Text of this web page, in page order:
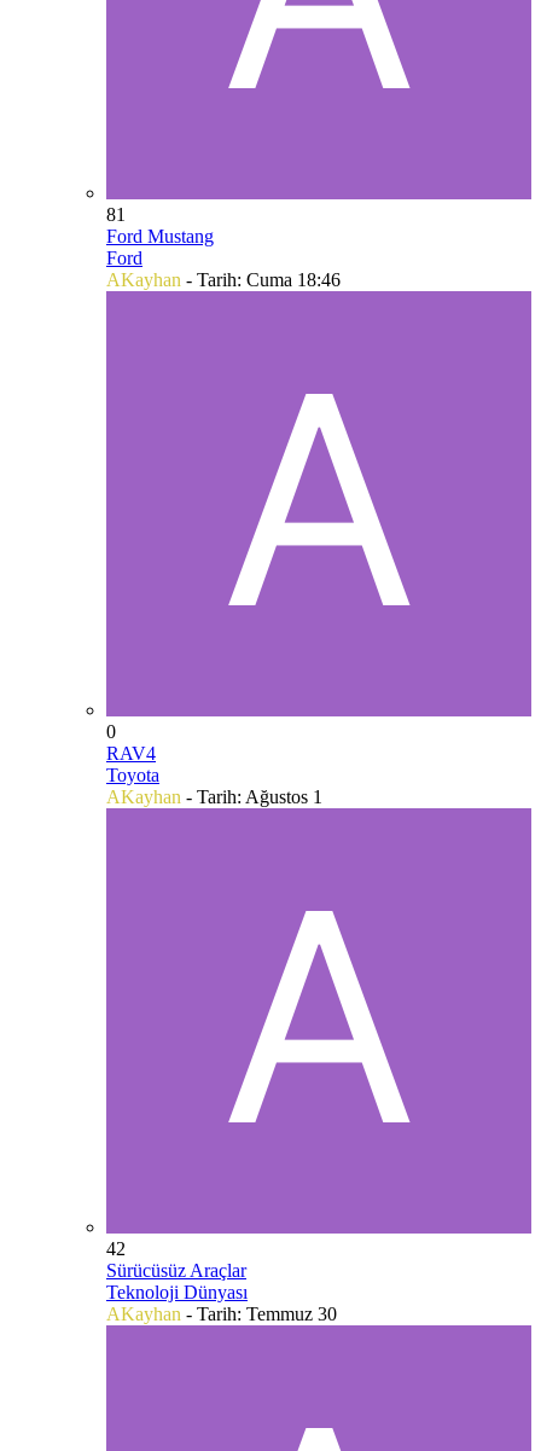
81
Ford Mustang
Ford
AKayhan - Tarih: Cuma 18:46
0
RAV4
Toyota
AKayhan - Tarih: Ağustos 1
42
Sürücüsüz Araçlar
Teknoloji Dünyası
AKayhan - Tarih: Temmuz 30